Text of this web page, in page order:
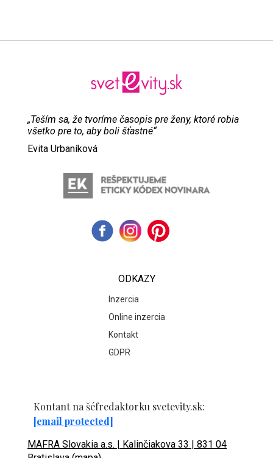
„Teším sa, že tvoríme časopis pre ženy, ktoré robia
všetko pre to, aby boli šťastné“
Evita Urbaníková
ODKAZY
Inzercia
Online inzercia
Kontakt
GDPR
Kontant na šéfredaktorku svetevity.sk:
[email protected]
MAFRA Slovakia a.s. | Kalinčiakova 33 | 831 04